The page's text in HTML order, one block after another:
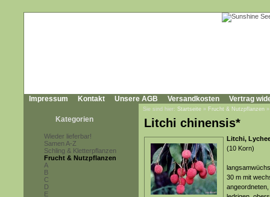
Impressum Kontakt Unsere AGB Versandkosten Vertrag
Kategorien
Wieder lieferbar!
Samen A-Z
Schling & Kletterpflanzen
Frucht & Nutzpflanzen
A
B
C
D
E
Sie sind hier: Startseite » Frucht & Nutzpflanzen
Litchi chinensis*
Litchi,
(10 Korn)
30 m mit